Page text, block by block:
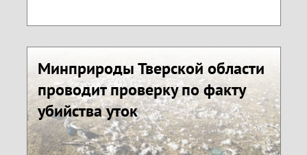
Минприроды Тверской области
проводит проверку по факту
убийства уток